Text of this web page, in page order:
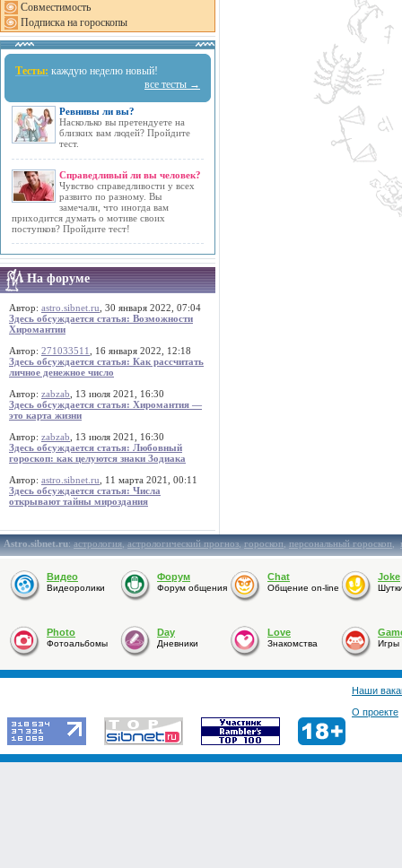
Совместимость
Подписка на гороскопы
Тесты: каждую неделю новый!
все тесты →
Ревнивы ли вы?
Насколько вы претендуете на
близких вам людей? Пройдите
тест.
Справедливый ли вы человек?
Чувство справедливости у всех
развито по разному. Вы
замечали, что иногда вам
приходится думать о мотиве своих
поступков? Пройдите тест!
На форуме
Автор: astro.sibnet.ru , 30 января 2022, 07:04
Здесь обсуждается статья: Возможности
Хиромантии
Автор: 271033511
, 16 января 2022, 12:18
Здесь обсуждается статья: Как рассчитать
личное денежное число
Автор: zabzab , 13 июля 2021, 16:30
Здесь обсуждается статья: Хиромантия —
это карта жизни
Автор: zabzab , 13 июля 2021, 16:30
Здесь обсуждается статья: Любовный
гороскоп: как целуются знаки Зодиака
Автор: astro.sibnet.ru , 11 марта 2021, 00:11
Здесь обсуждается статья: Числа
открывают тайны мироздания
Astro.sibnet.ru:астрология,астрологический прогноз,гороскоп,персональный гороскоп,
Видео
Видеоролики
Форум
Форум общения
Chat
Общение on-line
Joke
Photo
Фотоальбомы
Day
Дневники
Love
Знакомства Игры
Наши
О проекте